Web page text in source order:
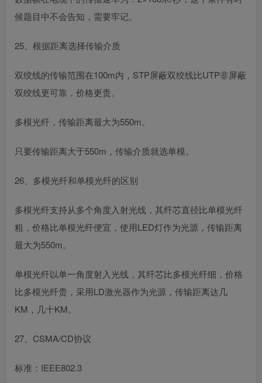
候题目中不会告知，需要牢记。
25、根据距离选择传输介质
双绞线的传输范围在100m内，STP屏蔽双绞线比UTP非屏蔽
双绞线更可靠，价格更贵。
多模光纤，传输距离最大为550m。
只要传输距离大于550m，传输介质就选单模。
26、多模光纤和单模光纤的区别
多模光纤支持从多个角度入射光线，其纤芯直径比单模光纤
粗，价格比单模光纤便宜，使用LED灯作为光源，传输距离
最大为550m。
单模光纤以单一角度射入光线，其纤芯比多模光纤细，价格
比多模光纤贵，采用LD激光器作为光源，传输距离达几
KM，几十KM。
27、CSMA/CD协议
标准：IEEE802.3